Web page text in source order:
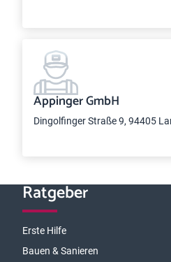
Appinger GmbH
Dingolfinger Straße 9, 94405
Ratgeber
Erste Hilfe
Bauen & Sanieren